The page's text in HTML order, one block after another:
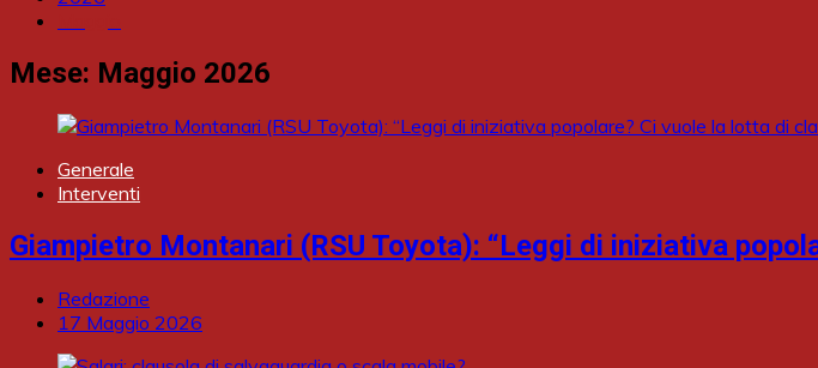
Mese: Maggio 2026
Generale
Interventi
Giampietro Montanari (RSU Toyota): “Leggi di iniziativa
Redazione
17 Maggio 2026